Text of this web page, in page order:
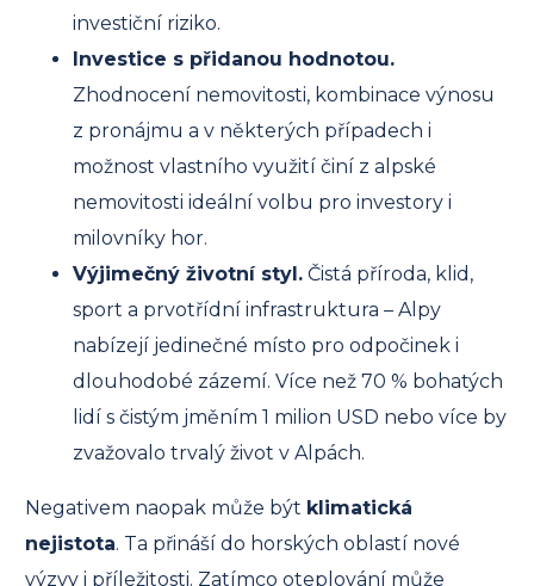
investiční riziko.
Investice s přidanou hodnotou.
Zhodnocení nemovitosti, kombinace výnosu
z pronájmu a v některých případech i
možnost vlastního využití činí z alpské
nemovitosti ideální volbu pro investory i
milovníky hor.
Výjimečný životní styl. Čistá příroda, klid,
sport a prvotřídní infrastruktura – Alpy
nabízejí jedinečné místo pro odpočinek i
dlouhodobé zázemí. Více než 70 % bohatých
lidí s čistým jměním 1 milion USD nebo více by
zvažovalo trvalý život v Alpách.
Negativem naopak může být klimatická
nejistota. Ta přináší do horských oblastí nové
výzvy i příležitosti. Zatímco oteplování může